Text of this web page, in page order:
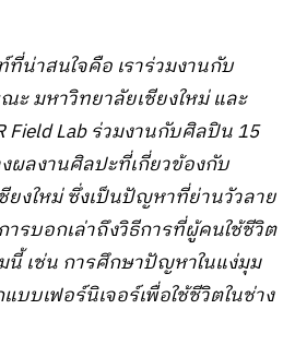
น่าสนใจคือ เราร่วมงานกับ
ะ มหาวิทยาลัยเชียงใหม่ และ
Field Lab ร่วมงานกับศิลปิน 15
ผลงานศิลปะที่เกี่ยวข้องกับ
ยงใหม่ ซึ่งเป็นปัญหาที่ย่านวัวลาย
รบอกเล่าถึงวิธีการที่ผู้คนใช้ชีวิต
เช่น การศึกษาปัญหาในแง่มุม
บบเฟอร์นิเจอร์เพื่อใช้ชีวิตในช่าง